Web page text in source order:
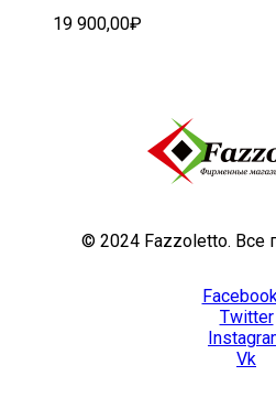
19 900,00₽
© 2024 Fazzoletto. Все
Twitter
Vk